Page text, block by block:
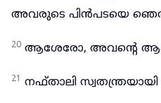
അവരുടെ പിൻപടയെ
20 ആശേരോ, അവന്റെ
21 നഫ്താലി